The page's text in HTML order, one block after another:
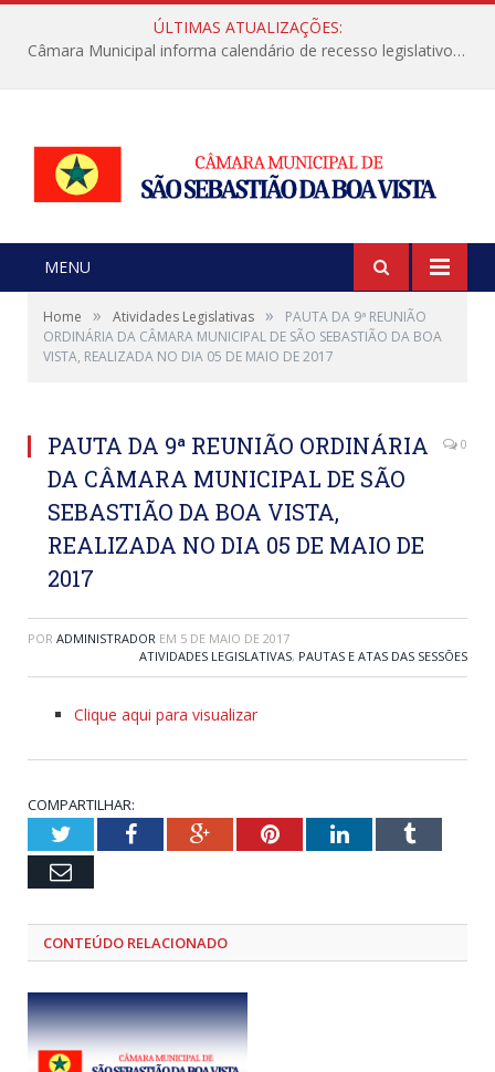
ÚLTIMAS ATUALIZAÇÕES:
Câmara Municipal informa calendário de recesso legislativo de julho
MENU
Home » Atividades Legislativas »
PAUTA DA 9ª REUNIÃO
ORDINÁRIA DA CÂMARA MUNICIPAL DE SÃO SEBASTIÃO DA BOA
VISTA, REALIZADA NO DIA 05 DE MAIO DE 2017
PAUTA DA 9ª REUNIÃO ORDINÁRIA
DA CÂMARA MUNICIPAL DE SÃO
SEBASTIÃO DA BOA VISTA,
REALIZADA NO DIA 05 DE MAIO DE
2017
0
POR ADMINISTRADOR EM 5 DE MAIO DE 2017
ATIVIDADES LEGISLATIVAS, PAUTAS E ATAS DAS SESSÕES
Clique aqui para visualizar
COMPARTILHAR:
TwitterFacebookGoogle+PinterestLinkedInTumblr
Email
CONTEÚDO RELACIONADO